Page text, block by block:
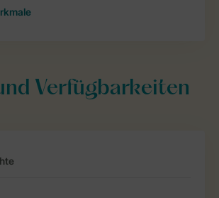
Verfügbarkeiten